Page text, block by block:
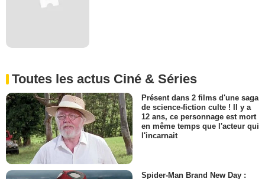
Toutes les actus Ciné & Séries
Présent dans 2 films d'une saga
de science-fiction culte ! Il y a
12 ans, ce personnage est mort
en même temps que l'acteur qui
l'incarnait
Spider-Man Brand New Day :